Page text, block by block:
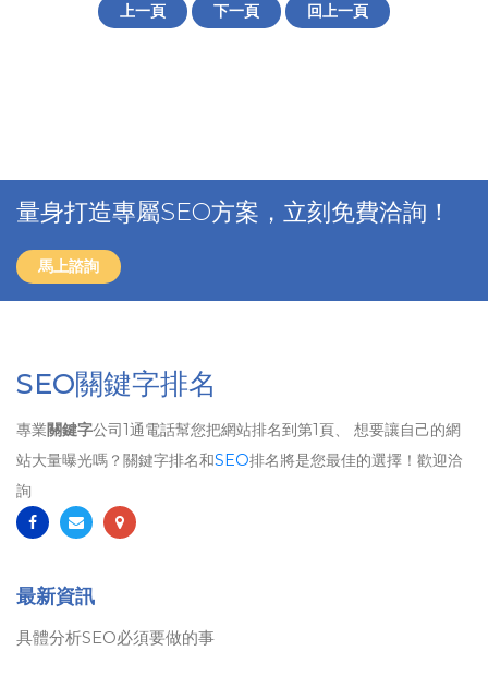
上一頁 下一頁 回上一頁
量身打造專屬SEO方案，立刻免費洽詢！
馬上諮詢
SEO關鍵字排名
專業關鍵字公司1通電話幫您把網站排名到第1頁、 想要讓自己的網
站大量曝光嗎？關鍵字排名和SEO排名將是您最佳的選擇！歡迎洽
詢
最新資訊
具體分析SEO必須要做的事